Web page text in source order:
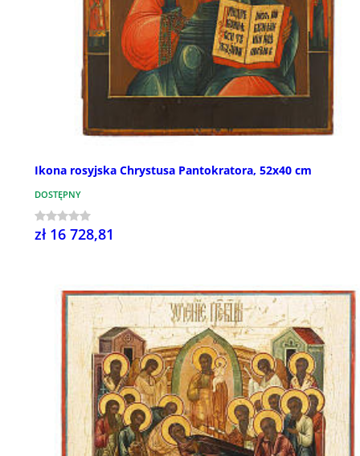
Ikona rosyjska Chrystusa Pantokratora, 52x40 cm
DOSTĘPNY
zł 16 728,81